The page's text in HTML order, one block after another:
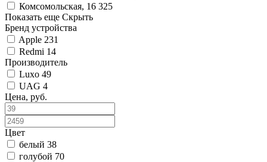
Комсомольская, 16 325
Показать еще Скрыть
Бренд устройства
Apple 231
Redmi 14
Производитель
Luxo 49
UAG 4
Цена, руб.
Цвет
белый 38
голубой 70